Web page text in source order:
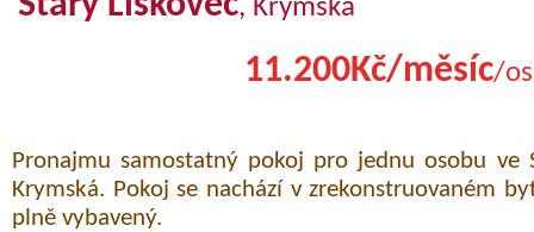
, Krymská
11.200Kč/měsíc/
Pronajmu samostatný pokoj pro jednu osobu ve
Krymská. Pokoj se nachází v zrekonstruovaném
plně vybavený.